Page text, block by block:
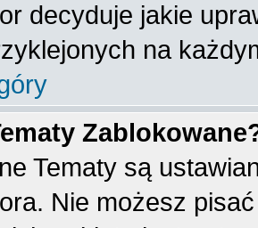
decyduje jakie
na
Tematy są
Nie możesz